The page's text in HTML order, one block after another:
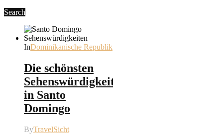
Search
InDominikanische Republik
Die schönsten
Sehenswürdigkeiten
in Santo
Domingo
ByTravelSicht